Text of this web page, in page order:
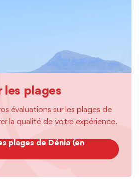
les plages
évaluations sur les plages de
la qualité de votre expérience.
plages de Dénia (en